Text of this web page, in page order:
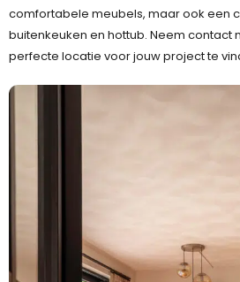
comfortabele meubels, maar ook een
buitenkeuken en hottub. Neem contact
perfecte locatie voor jouw project te